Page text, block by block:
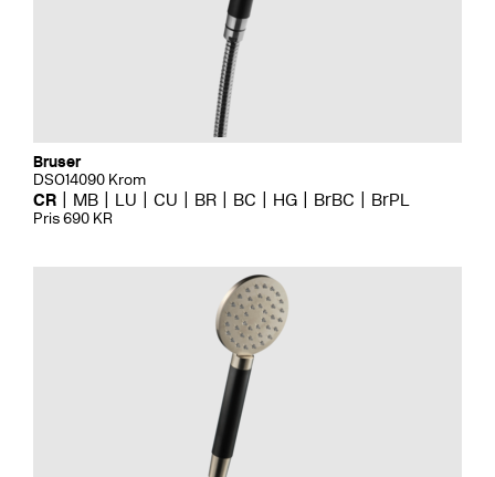
Bruser
DSO14090 Krom
CR MB LU CU BR BC HG BrBC BrPL
Pris 690 KR